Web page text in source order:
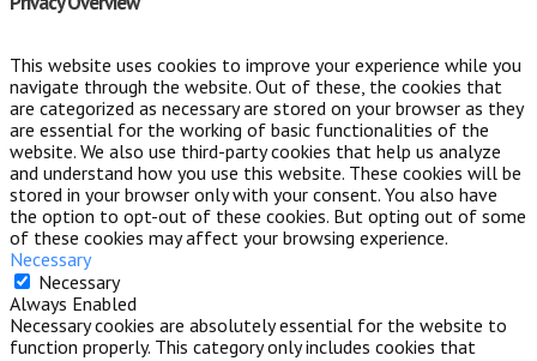
This website uses cookies to improve your experience while you
navigate through the website. Out of these, the cookies that
are categorized as necessary are stored on your browser as they
are essential for the working of basic functionalities of the
website. We also use third-party cookies that help us analyze
and understand how you use this website. These cookies will be
stored in your browser only with your consent. You also have
the option to opt-out of these cookies. But opting out of some
of these cookies may affect your browsing experience.
Necessary
Necessary
Always Enabled
Necessary cookies are absolutely essential for the website to
function properly. This category only includes cookies that